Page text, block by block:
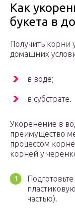
Как
букета в
Получить корни
домашних
в воде;
в субстрате.
Укоренение в
преимущество
процессом
корней у
частью).